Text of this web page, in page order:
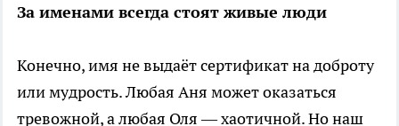
За именами всегда стоят живые люди
Конечно, имя не выдаёт сертификат на доброту
или мудрость. Любая Аня может оказаться
тревожной, а любая Оля — хаотичной. Но наш